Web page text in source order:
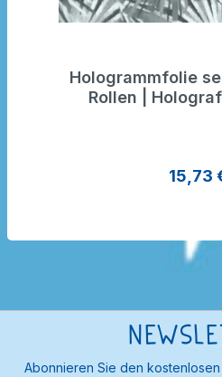
Hologrammfolie
Rollen |
15,73
Abonnieren Sie den